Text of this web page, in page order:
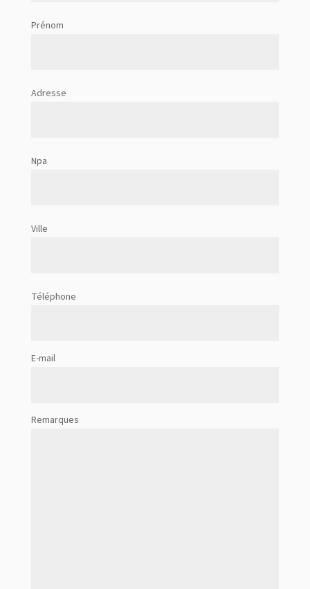
Prénom
Adresse
Npa
Ville
Téléphone
E-mail
Remarques